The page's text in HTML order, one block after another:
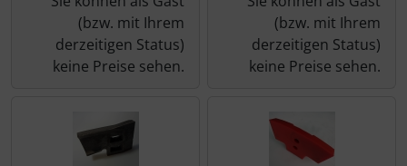
(bzw. mit Ihrem
derzeitigen Status)
keine Preise sehen.
(bzw. mit Ihrem
derzeitigen Status)
keine Preise sehen.